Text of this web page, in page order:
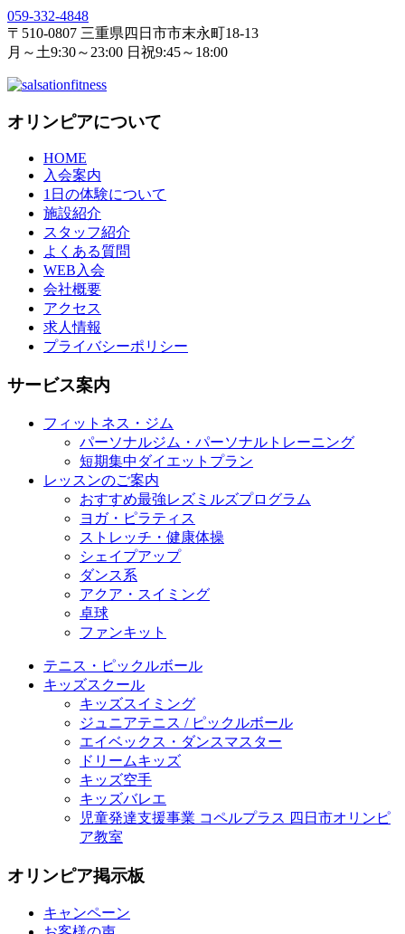
059‐332‐4848
〒510-0807 三重県四日市市末永町18‐13
月～土9:30～23:00 日祝9:45～18:00
オリンピアについて
HOME
入会案内
1日の体験について
施設紹介
スタッフ紹介
よくある質問
WEB入会
会社概要
アクセス
求人情報
プライバシーポリシー
サービス案内
フィットネス・ジム
パーソナルジム・パーソナルトレーニング
短期集中ダイエットプラン
レッスンのご案内
おすすめ最強レズミルズプログラム
ヨガ・ピラティス
ストレッチ・健康体操
シェイプアップ
ダンス系
アクア・スイミング
卓球
ファンキット
テニス・ピックルボール
キッズスクール
キッズスイミング
ジュニアテニス / ピックルボール
エイベックス・ダンスマスター
ドリームキッズ
キッズ空手
キッズバレエ
児童発達支援事業 コペルプラス 四日市オリンピ
ア教室
オリンピア掲示板
キャンペーン